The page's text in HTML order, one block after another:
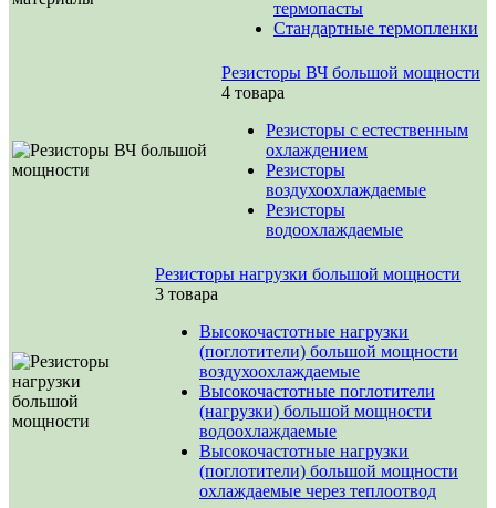
термопасты
Стандартные термопленки
Резисторы ВЧ большой мощности
4 товара
Резисторы с естественным
охлаждением
Резисторы
воздухоохлаждаемые
Резисторы
водоохлаждаемые
Резисторы нагрузки большой мощности
3 товара
Высокочастотные нагрузки
(поглотители) большой мощности
воздухоохлаждаемые
Высокочастотные поглотители
(нагрузки) большой мощности
водоохлаждаемые
Высокочастотные нагрузки
(поглотители) большой мощности
охлаждаемые через теплоотвод